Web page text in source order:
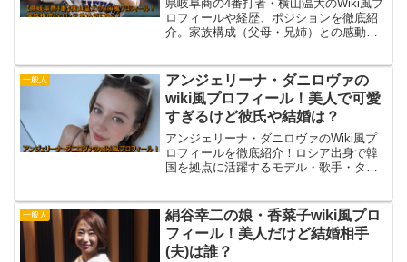
県岐阜商の4番打者・横山温大のWiki風プ
ロフィールや経歴、ポジションを徹底紹
介。家族構成（父母・兄姉）との感動エ
一般人
アンジェリーナ・ダニロヴァの
wiki風プロフィール！美人で可愛
すぎるけど彼氏や結婚は？
アンジェリーナ・ダニロヴァのWiki風プ
ロフィールを徹底紹介！ロシア出身で韓
国を拠点に活躍するモデル・歌手・タレ
ついても最新情報を調査しています。
一般人
絹谷幸二の娘・香菜子wiki風プロ
フィール！美人だけど結婚相手
(夫)は誰？